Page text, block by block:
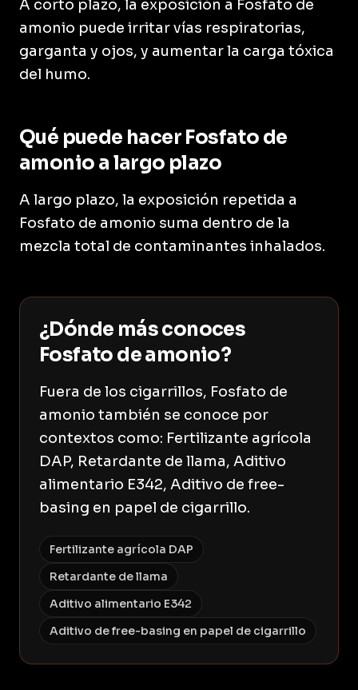
A corto plazo, la exposición a Fosfato de
amonio puede irritar vías respiratorias,
garganta y ojos, y aumentar la carga tóxica
del humo.
Qué puede hacer Fosfato de
amonio a largo plazo
A largo plazo, la exposición repetida a
Fosfato de amonio suma dentro de la
mezcla total de contaminantes inhalados.
¿Dónde más conoces
Fosfato de amonio?
Fuera de los cigarrillos, Fosfato de
amonio también se conoce por
contextos como: Fertilizante agrícola
DAP, Retardante de llama, Aditivo
alimentario E342, Aditivo de free-
basing en papel de cigarrillo.
Fertilizante agrícola DAP
Retardante de llama
Aditivo alimentario E342
Aditivo de free-basing en papel de cigarrillo